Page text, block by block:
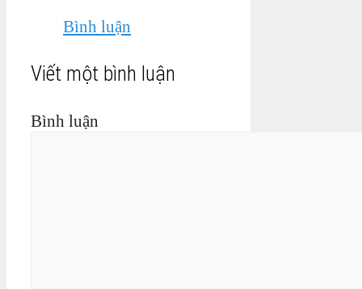
Bình luận
Viết một bình luận
Bình luận